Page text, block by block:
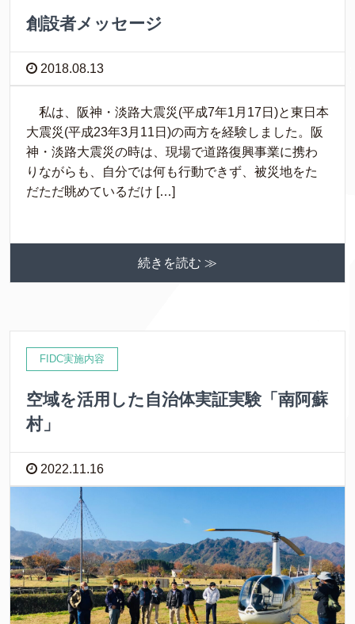
創設者メッセージ
2018.08.13
私は、阪神・淡路大震災(平成7年1月17日)と東日本
大震災(平成23年3月11日)の両方を経験しました。阪
神・淡路大震災の時は、現場で道路復興事業に携わ
りながらも、自分では何も行動できず、被災地をた
だただ眺めているだけ […]
続きを読む ≫
FIDC実施内容
空域を活用した自治体実証実験「南阿蘇
村」
2022.11.16